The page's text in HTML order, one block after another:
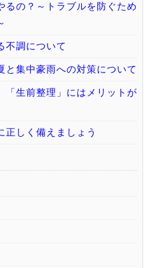
るの？～トラブルを防ぐため
不調について
と集中豪雨への対策について
「生前整理」にはメリットが
正しく備えましょう